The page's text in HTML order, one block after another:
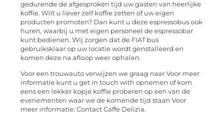
gedurende de afgesproken tijd uw gasten van heerlijke
koffie. Wilt u liever zelf koffie zetten of uw eigen
producten promoten? Dan kunt u deze espressobus ook
huren, waarbij u met eigen personeel de espressobar
kunt bedienen. Wij zorgen dat de FIAT bus
gebruiksklaar op uw locatie wordt genstalleerd en
komen deze na afloop weer ophalen.
Voor een trouwauto verwijzen we graag naar Voor meer
informatie kunt u get in touch with opnemen of kom
eens een lekker kopje koffie proberen op een van de
evenementen waar we de komende tijd staan Voor
meer informatie: Contact Caffe Delizia.